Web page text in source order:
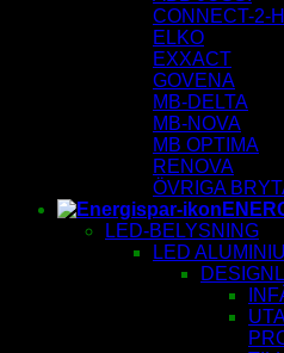
CONNECT-2-
ELKO
EXXACT
GOVENA
MB-DELTA
MB-NOVA
MB OPTIMA
RENOVA
ÖVRIGA
LED-BELYSNING
LED